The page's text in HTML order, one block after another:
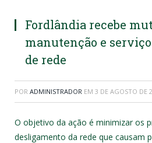
Fordlândia recebe
manutenção e
de rede
POR ADMINISTRADOR EM 3 DE AGOSTO DE
O objetivo da ação é minimizar os
desligamento da rede que causam